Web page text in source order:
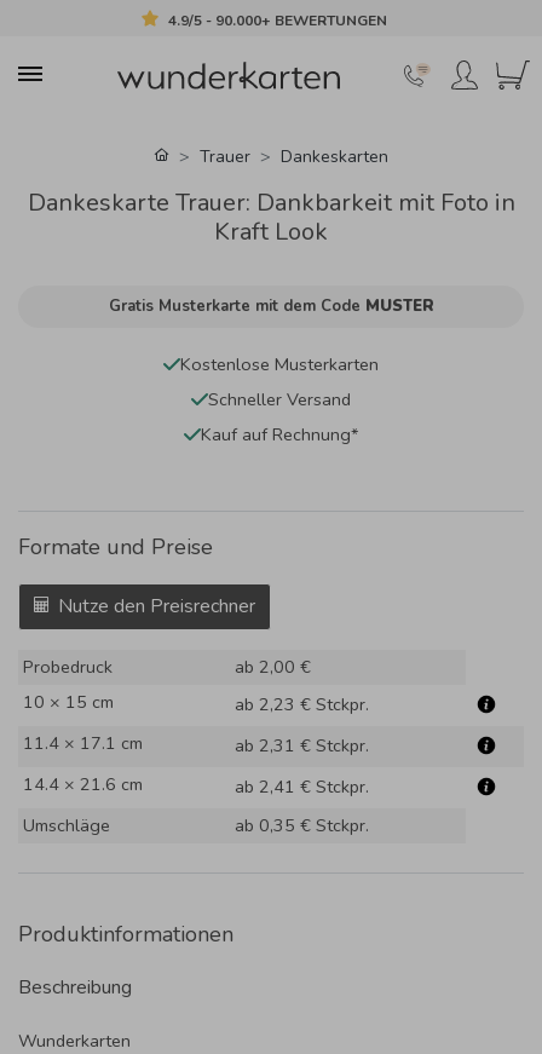
4.9/5 - 90.000+ BEWERTUNGEN
Trauer Dankeskarten
Dankeskarte Trauer: Dankbarkeit mit Foto in
Kraft Look
Gratis Musterkarte mit dem Code MUSTER
Kostenlose Musterkarten
Schneller Versand
Kauf auf Rechnung*
Formate und Preise
Nutze den Preisrechner
Probedruck
ab 2,00 €
10 × 15 cm
ab 2,23 € Stckpr.
11.4 × 17.1 cm
ab 2,31 € Stckpr.
14.4 × 21.6 cm
ab 2,41 € Stckpr.
Umschläge
ab 0,35 € Stckpr.
Produktinformationen
Beschreibung
Wunderkarten